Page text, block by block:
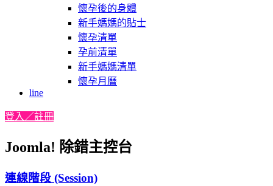
懷孕後的身體
新手媽媽的貼士
懷孕清單
孕前清單
新手媽媽清單
懷孕月曆
line
登入／註冊
Joomla! 除錯主控台
連線階段 (Session)